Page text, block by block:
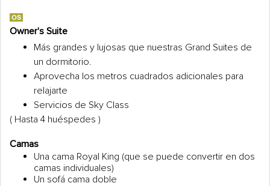
Owner's Suite
Más grandes y lujosas que nuestras Grand Suites de
un dormitorio.
Aprovecha los metros cuadrados adicionales para
relajarte
Servicios de Sky Class
( Hasta 4 huéspedes )
Camas
Una cama Royal King (que se puede convertir en dos
camas individuales)
Un sofá cama doble